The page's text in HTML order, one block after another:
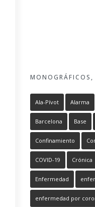
Ala-Pívot Alarma
Barcelona Base
Confinamiento
COVID-19 Crónica
Enfermedad
enfermedad por